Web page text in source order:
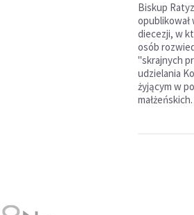
Biskup
opublikował
diecezji, w
osób
"skrajnych
udzielania
żyjącym w
małżeńskich.